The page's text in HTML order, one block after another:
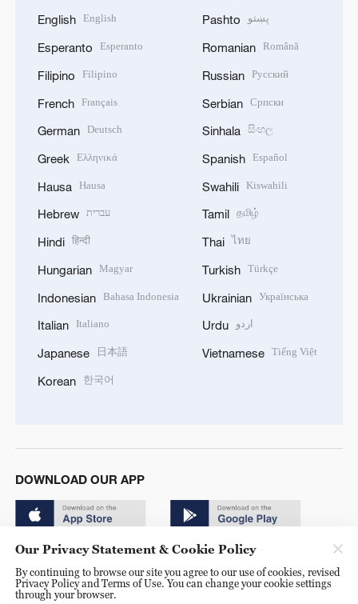
English English
Esperanto Esperanto
Filipino Filipino
French Français
German Deutsch
Greek Ελληνικά
Hausa Hausa
Hebrew עברית
Hindi हिन्दी
Hungarian Magyar
Indonesian Bahasa Indonesia
Italian Italiano
Japanese 日本語
Korean 한국어
Pashto پښتو
Romanian Română
Russian Русский
Serbian Српски
Sinhala සිංහල
Spanish Español
Swahili Kiswahili
Tamil தமிழ்
Thai ไทย
Turkish Türkçe
Ukrainian Українська
Urdu اردو
Vietnamese Tiếng Việt
DOWNLOAD OUR APP
© China Radio International.CRI. All Rights Reserved. 16A
Our Privacy Statement & Cookie Policy
By continuing to browse our site you agree to our use of cookies, revised
Privacy Policy and Terms of Use. You can change your cookie settings
through your browser.